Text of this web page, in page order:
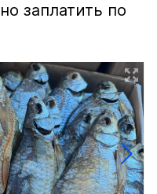
заплатить по